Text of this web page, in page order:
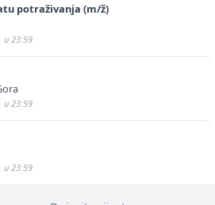
potraživanja (m/ž)
u 23:59
u 23:59
u 23:59